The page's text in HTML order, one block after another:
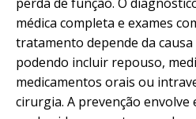
médica completa e exames
tratamento depende da
podendo incluir repouso,
medicamentos orais ou
cirurgia. A prevenção